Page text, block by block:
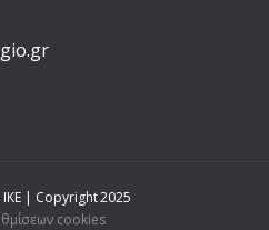
| Copyright 2025
cookies